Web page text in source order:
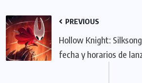
PREVIOUS
Hollow Knight:
fecha y horarios de